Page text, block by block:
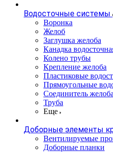
Водосточные системы
Воронка
Желоб
Заглушка желоба
Канадка
Колено трубы
Крепление желоба
Пластиковые
Прямоугольные
Соединитель желоба
Труба
Еще
Доборные элементы
Вентилируемые
Доборные планки